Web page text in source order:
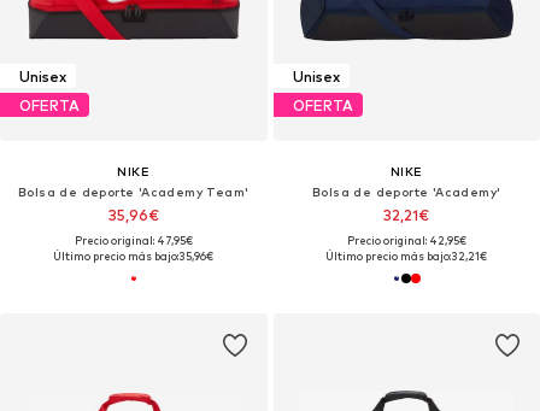
Unisex
OFERTA
NIKE
Bolsa de deporte 'Academy Team'
35,96€
Precio original: 47,95€
Último precio más bajo:35,96€
Unisex
OFERTA
NIKE
Bolsa de deporte 'Academy'
32,21€
Precio original: 42,95€
Último precio más bajo:32,21€